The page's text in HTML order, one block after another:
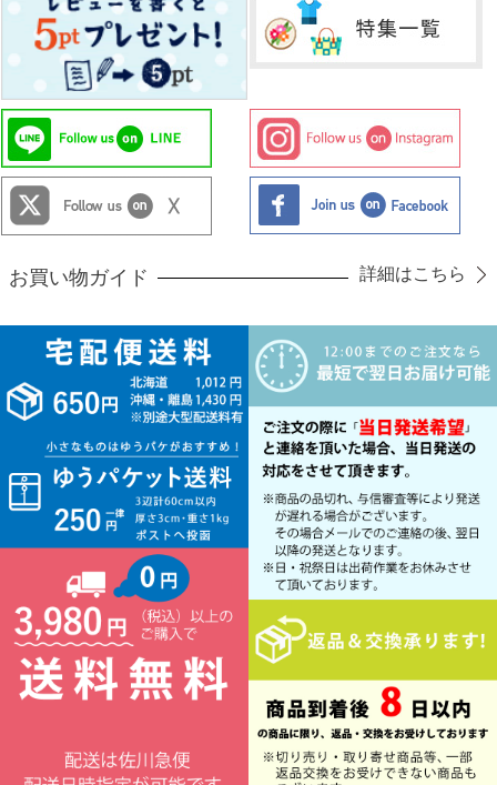
お買い物ガイド 詳細はこちら